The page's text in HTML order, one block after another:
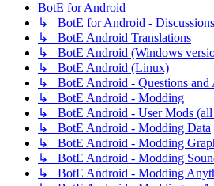
BotE for Android
↳ BotE for Android - Discussions
↳ BotE Android Translations
↳ BotE Android (Windows
↳ BotE Android (Linux)
↳ BotE Android - Questions and
↳ BotE Android - Modding
↳ BotE Android - User Mods (all
↳ BotE Android - Modding Data
↳ BotE Android - Modding
↳ BotE Android - Modding
↳ BotE Android - Modding